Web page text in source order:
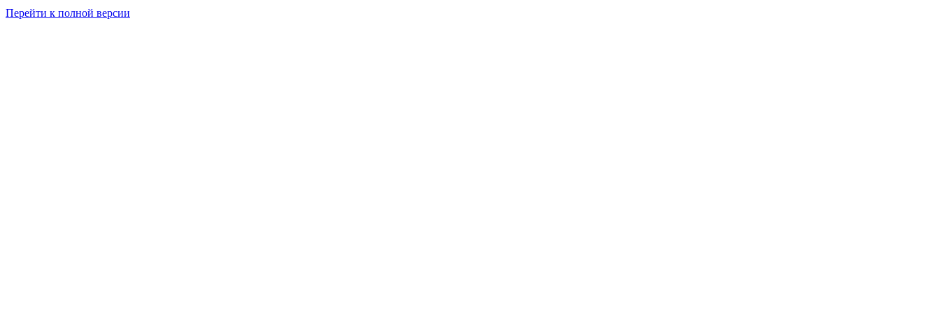
Перейти к полной версии